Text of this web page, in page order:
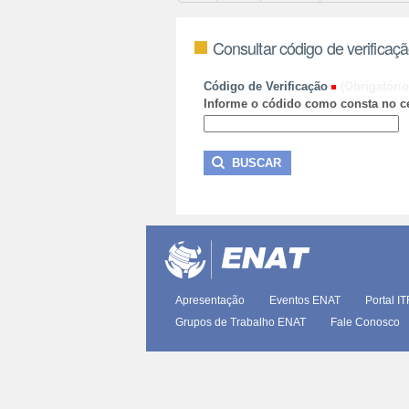
Consultar código de
Código de Verificação
Informe o códido como consta no
Apresentação Eventos ENAT Portal
Grupos de Trabalho ENAT
Fale Conosco